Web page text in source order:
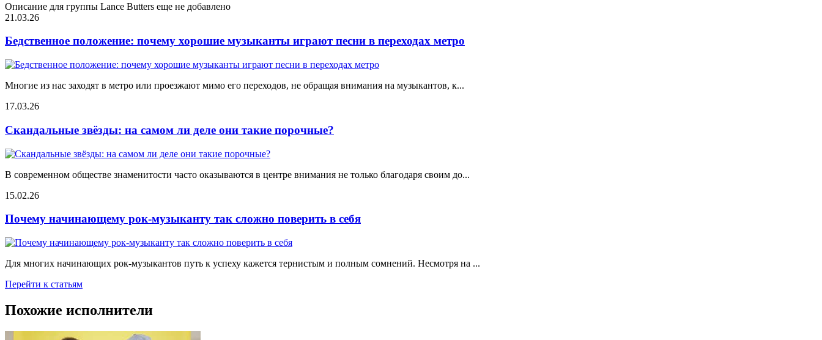
Описание для группы Lance Butters еще не добавлено
21.03.26
Бедственное положение: почему хорошие музыканты играют песни в переходах метро
Многие из нас заходят в метро или проезжают мимо его переходов, не обращая внимания на музыкантов, к...
17.03.26
Скандальные звёзды: на самом ли деле они такие порочные?
В современном обществе знаменитости часто оказываются в центре внимания не только благодаря своим до...
15.02.26
Почему начинающему рок-музыканту так сложно поверить в себя
Для многих начинающих рок-музыкантов путь к успеху кажется тернистым и полным сомнений. Несмотря на ...
Перейти к статьям
Похожие исполнители